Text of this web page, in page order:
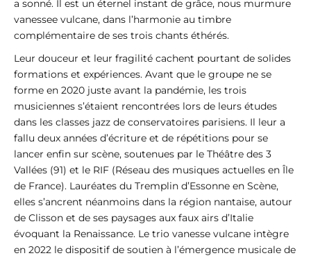
a sonné. Il est un éternel instant de grâce, nous murmure
vanessee vulcane, dans l’harmonie au timbre
complémentaire de ses trois chants éthérés.
Leur douceur et leur fragilité cachent pourtant de solides
formations et expériences. Avant que le groupe ne se
forme en 2020 juste avant la pandémie, les trois
musiciennes s’étaient rencontrées lors de leurs études
dans les classes jazz de conservatoires parisiens. Il leur a
fallu deux années d’écriture et de répétitions pour se
lancer enfin sur scène, soutenues par le Théâtre des 3
Vallées (91) et le RIF (Réseau des musiques actuelles en Île
de France). Lauréates du Tremplin d’Essonne en Scène,
elles s’ancrent néanmoins dans la région nantaise, autour
de Clisson et de ses paysages aux faux airs d’Italie
évoquant la Renaissance. Le trio vanesse vulcane intègre
en 2022 le dispositif de soutien à l’émergence musicale de